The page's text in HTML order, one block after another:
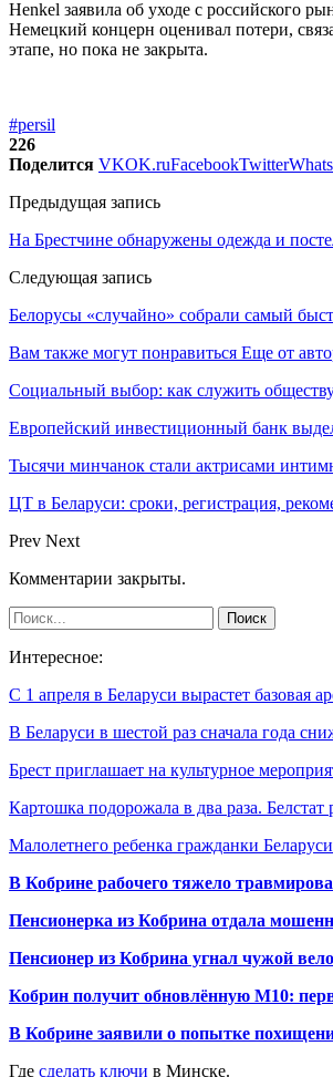
Henkel заявила об уходе с российского
Немецкий концерн оценивал потери,
этапе, но пока не закрыта.
#persil
226
Поделится VKOK.ruFacebookTwitter
Предыдущая запись
На Брестчине обнаружены одежда и
Следующая запись
Белорусы «случайно» собрали самый
Вам также могут понравиться Еще от
Социальный выбор: как служить
Европейский инвестиционный банк
Тысячи минчанок стали актрисами
ЦТ в Беларуси: сроки, регистрация,
Prev Next
Комментарии закрыты.
Интересное:
С 1 апреля в Беларуси вырастет базовая
В Беларуси в шестой раз сначала года
Брест приглашает на культурное
Картошка подорожала в два раза. Белстат
Малолетнего ребенка гражданки
В Кобрине рабочего тяжело
Пенсионерка из Кобрина отдала
Пенсионер из Кобрина угнал чужой
Кобрин получит обновлённую М10:
В Кобрине заявили о попытке
Где сделать ключи в Минске.